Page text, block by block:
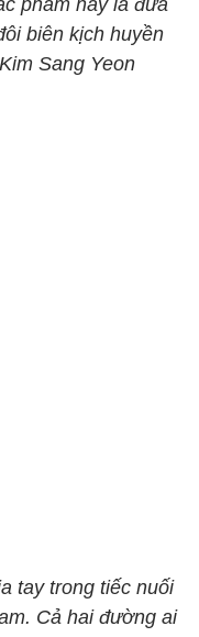
phẩm này là đứa
biên kịch huyền
Sang Yeon
tay trong tiếc nuối
Cả hai đường ai